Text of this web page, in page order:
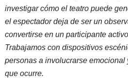
investigar cómo el teatro puede
el espectador deja de ser un
convertirse en un participante
Trabajamos con dispositivos
personas a involucrarse
que ocurre.